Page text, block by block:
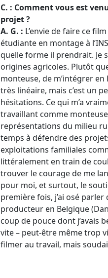
C. : Comment vous est
projet ?
A. G. : L’envie de faire ce
étudiante en montage à
quelle forme il prendrait. Je
origines agricoles. Plutôt
monteuse, de m’intégrer en
très linéaire, mais c’est un
hésitations. Ce qui m’a
travaillant comme
représentations du milieu
temps à défendre des
exploitations familiales
littéralement en train de
trouver le courage de me
pour moi, et surtout, le
première fois, j’ai osé
producteur en Belgique
coup de pouce dont j’avais
vite – peut-être même trop
filmer au travail, mais